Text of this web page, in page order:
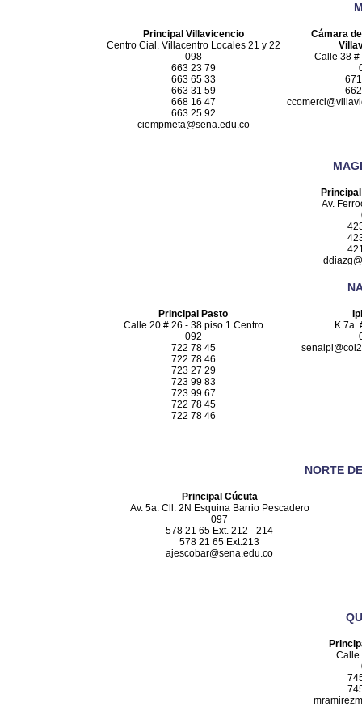
Principal Villavicencio
Centro Cial. Villacentro Locales 21 y 22
098
663 23 79
663 65 33
663 31 59
668 16 47
663 25 92
ciempmeta@sena.edu.co
Cámara
Calle 38 #
Av.
Principal Pasto
Calle 20 # 26 - 38 piso 1 Centro
092
722 78 45
722 78 46
723 27 29
723 99 83
723 99 67
722 78 45
722 78 46
K 7a.
NORTE
Principal Cúcuta
Av. 5a. Cll. 2N Esquina Barrio Pescadero
097
578 21 65 Ext. 212 - 214
578 21 65 Ext.213
ajescobar@sena.edu.co
Calle